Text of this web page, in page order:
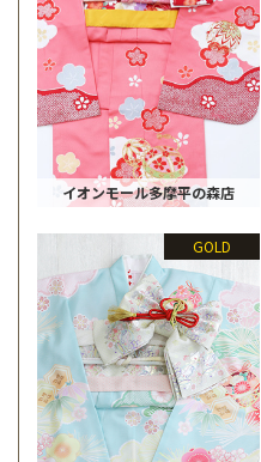
イオンモール多摩平の森店
GOLD